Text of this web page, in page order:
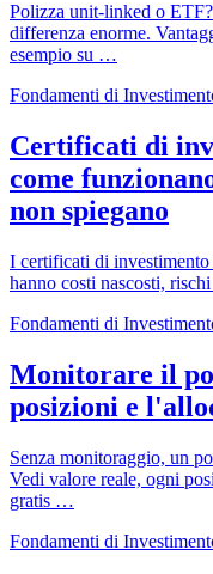
Polizza unit-linked o
differenza enorme.
esempio su …
Fondamenti di
Certificati di
come
non spiegano
I certificati di
hanno costi nascosti,
Fondamenti di
Monitorare il
posizioni e
Senza monitoraggio, un
Vedi valore reale, ogni
gratis …
Fondamenti di